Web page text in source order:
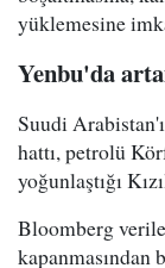
yüklemesine
Yenbu'da
Suudi
hattı, petrolü
yoğunlaştığı
Bloomberg
kapanmasından